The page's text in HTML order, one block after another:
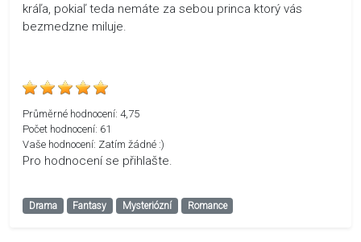
kráľa, pokiaľ teda nemáte za sebou princa ktorý vás
bezmedzne miluje.
Průměrné hodnocení: 4,75
Počet hodnocení: 61
Vaše hodnocení: Zatím žádné :)
Pro hodnocení se přihlašte.
Drama Fantasy Mysteriózní Romance